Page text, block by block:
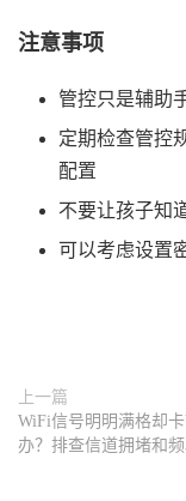
注意事项
管控只是辅助
定期检查管控
配置
不要让孩子知
可以考虑设置
上一篇
WiFi信号明明满格却
办？排查信道拥堵和